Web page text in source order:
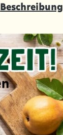
Beschreibung